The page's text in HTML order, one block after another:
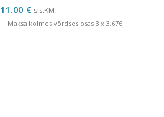
11.00 € sis.KM
Maksa kolmes võrdses osas 3 x 3.67€